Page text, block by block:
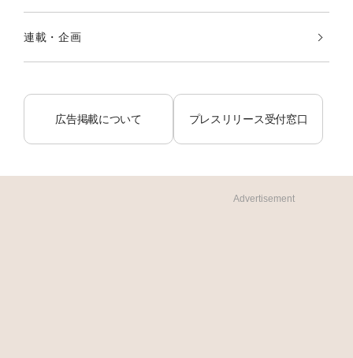
連載・企画
広告掲載について プレスリリース受付窓口
Advertisement